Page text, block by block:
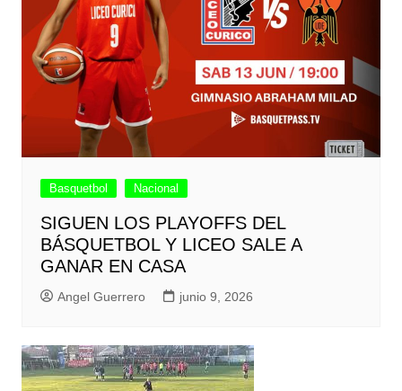
Basquetbol Nacional
SIGUEN LOS PLAYOFFS DEL
BÁSQUETBOL Y LICEO SALE A
GANAR EN CASA
Angel Guerrero junio 9, 2026